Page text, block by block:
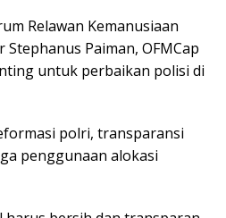
Relawan Kemanusiaan
Stephanus Paiman, OFMCap
untuk perbaikan polisi di
polri, transparansi
penggunaan alokasi